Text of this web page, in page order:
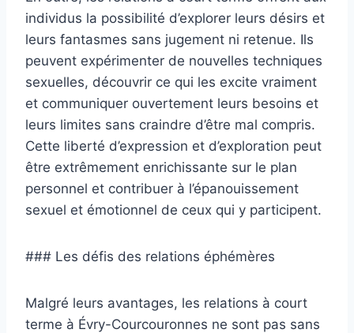
individus la possibilité d’explorer leurs désirs et
leurs fantasmes sans jugement ni retenue. Ils
peuvent expérimenter de nouvelles techniques
sexuelles, découvrir ce qui les excite vraiment
et communiquer ouvertement leurs besoins et
leurs limites sans craindre d’être mal compris.
Cette liberté d’expression et d’exploration peut
être extrêmement enrichissante sur le plan
personnel et contribuer à l’épanouissement
sexuel et émotionnel de ceux qui y participent.
### Les défis des relations éphémères
Malgré leurs avantages, les relations à court
terme à Évry-Courcouronnes ne sont pas sans